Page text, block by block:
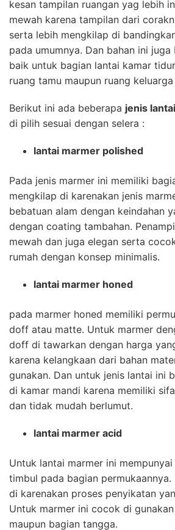
kesan tampilan ruangan yag lebih
mewah karena tampilan dari
serta lebih mengkilap di
pada umumnya. Dan bahan ini
baik untuk bagian lantai kamar
ruang tamu maupun ruang
Berikut ini ada beberapa jenis
di pilih sesuai dengan selera :
lantai marmer polished
Pada jenis marmer ini memiliki
mengkilap di karenakan jenis
bebatuan alam dengan keindahan
dengan coating tambahan.
mewah dan juga elegan serta
rumah dengan konsep minimalis.
lantai marmer honed
pada marmer honed memiliki
doff atau matte. Untuk marmer
doff di tawarkan dengan harga
karena kelangkaan dari bahan
gunakan. Dan untuk jenis lantai ini
di kamar mandi karena memiliki
dan tidak mudah berlumut.
lantai marmer acid
Untuk lantai marmer ini
timbul pada bagian
di karenakan proses penyikatan
Untuk marmer ini cocok di
maupun bagian tangga.